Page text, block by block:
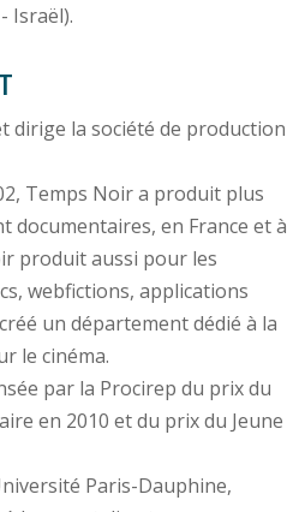
Israël).
dirige la société de production
Temps Noir a produit plus
documentaires, en France et à
produit aussi pour les
webfictions, applications
un département dédié à la
le cinéma.
par la Procirep du prix du
en 2010 et du prix du Jeune
Paris-Dauphine,